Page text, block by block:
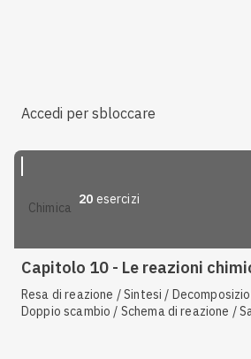
Accedi per sbloccare
chimica
20 esercizi
Capitolo 10 - Le reazioni
Resa di reazione / Sintesi /
Doppio scambio / Schema di reazione /